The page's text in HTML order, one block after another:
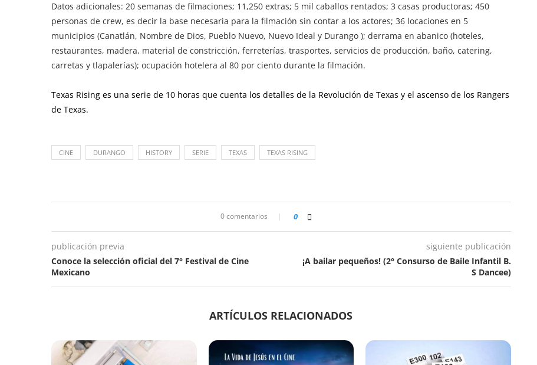
Datos adicionales: 20 semanas de filmaciones; 11,250 extras; 5 mil caballos rentados; 3 casas productoras; 450
personas de crew, es decir la base necesaria para la filmación sin contar a los actores; 36 locaciones en 5
municipios (Canatlán, Nombre de Dios, Pueblo Nuevo, Nuevo Ideal y Durango ); derrama en abanico (hoteles,
restaurantes, madera, material de constricción, ferreterías, trasportes, servicios de producción, baño, catering,
carretas y tlapalerías); ocupación hotelera al 80 por ciento durante la filmación.
Texas Rising es una serie de 10 horas que cuenta los detalles de la Revolución de Texas y el ascenso de los Rangers
de Texas.
CINE DURANGO HISTORY SERIE TEXAS TEXAS RISING
0 comentarios 0
publicación previa
Conoce la selección oficial del 7° Festival de Cine
Mexicano
siguiente publicación
¡A bailar pequeños! (2° Consurso de Baile Infantil B.
S Dancee)
ARTÍCULOS RELACIONADOS